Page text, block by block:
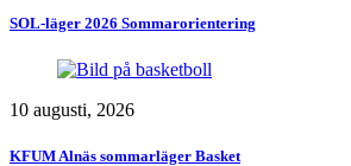
SOL-läger 2026 Sommarorientering
10 augusti, 2026
KFUM Alnäs sommarläger Basket